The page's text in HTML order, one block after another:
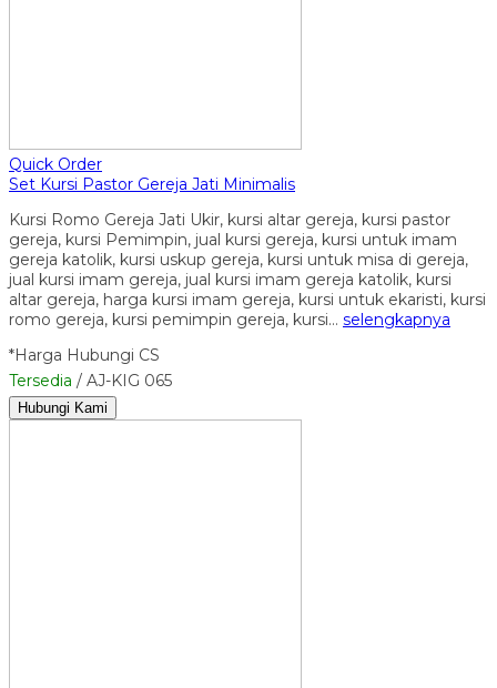
Quick Order
Set Kursi Pastor Gereja Jati Minimalis
Kursi Romo Gereja Jati Ukir, kursi altar gereja, kursi pastor
gereja, kursi Pemimpin, jual kursi gereja, kursi untuk imam
gereja katolik, kursi uskup gereja, kursi untuk misa di gereja,
jual kursi imam gereja, jual kursi imam gereja katolik, kursi
altar gereja, harga kursi imam gereja, kursi untuk ekaristi, kursi
romo gereja, kursi pemimpin gereja, kursi… selengkapnya
*Harga Hubungi CS
Tersedia / AJ-KIG 065
Hubungi Kami